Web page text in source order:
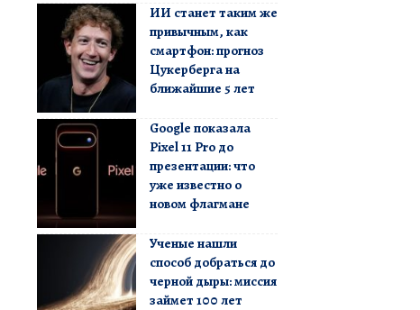
ИИ станет таким же
привычным, как
смартфон: прогноз
Цукерберга на
ближайшие 5 лет
Google показала
Pixel 11 Pro до
презентации: что
уже известно о
новом флагмане
Ученые нашли
способ добраться до
черной дыры: миссия
займет 100 лет